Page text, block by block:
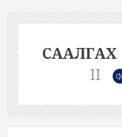
СААЛГАХ
II